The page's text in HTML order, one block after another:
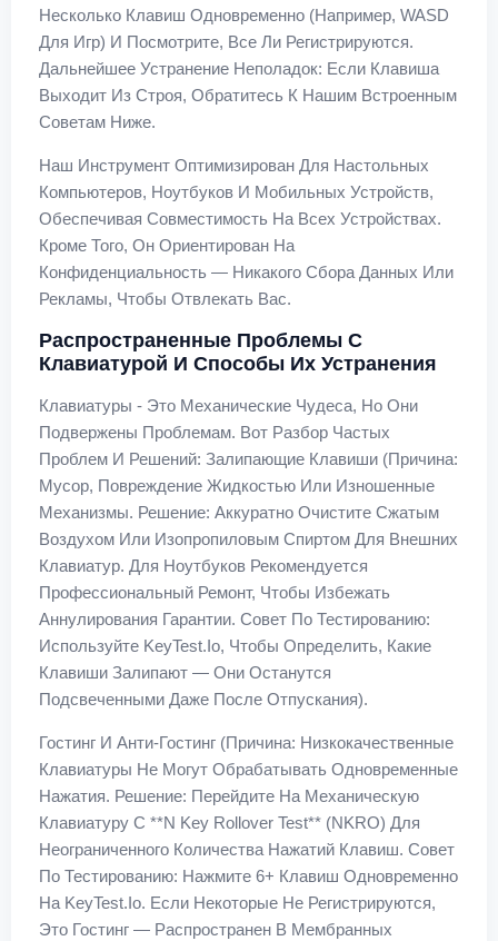
Несколько Клавиш Одновременно (например, WASD
Для Игр) И Посмотрите, Все Ли Регистрируются.
Дальнейшее Устранение Неполадок: Если Клавиша
Выходит Из Строя, Обратитесь К Нашим Встроенным
Советам Ниже.
Наш Инструмент Оптимизирован Для Настольных
Компьютеров, Ноутбуков И Мобильных Устройств,
Обеспечивая Совместимость На Всех Устройствах.
Кроме Того, Он Ориентирован На
Конфиденциальность — Никакого Сбора Данных Или
Рекламы, Чтобы Отвлекать Вас.
Распространенные Проблемы С
Клавиатурой И Способы Их Устранения
Клавиатуры - Это Механические Чудеса, Но Они
Подвержены Проблемам. Вот Разбор Частых
Проблем И Решений: Залипающие Клавиши (Причина:
Мусор, Повреждение Жидкостью Или Изношенные
Механизмы. Решение: Аккуратно Очистите Сжатым
Воздухом Или Изопропиловым Спиртом Для Внешних
Клавиатур. Для Ноутбуков Рекомендуется
Профессиональный Ремонт, Чтобы Избежать
Аннулирования Гарантии. Совет По Тестированию:
Используйте KeyTest.io, Чтобы Определить, Какие
Клавиши Залипают — Они Останутся
Подсвеченными Даже После Отпускания).
Гостинг И Анти-Гостинг (Причина: Низкокачественные
Клавиатуры Не Могут Обрабатывать Одновременные
Нажатия. Решение: Перейдите На Механическую
Клавиатуру С **n Key Rollover Test** (NKRO) Для
Неограниченного Количества Нажатий Клавиш. Совет
По Тестированию: Нажмите 6+ Клавиш Одновременно
На KeyTest.io. Если Некоторые Не Регистрируются,
Это Гостинг — Распространен В Мембранных